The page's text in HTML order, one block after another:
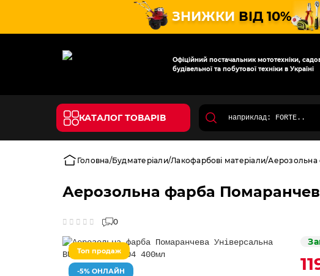
ЗНИЖКИ ВІД 10%
Офіційний постачальник мототехніки,
будівельної та побутової техніки в Україні
КАТАЛОГ ТОВАРІВ
Головна Будматеріали Лакофарбові матеріали Аерозольна
Аерозольна фарба
0
Топ продаж
-5% ОНЛАЙН